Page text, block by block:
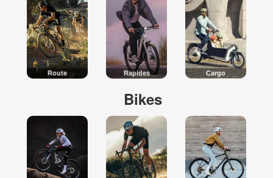
Route Rapides Cargo
Bikes